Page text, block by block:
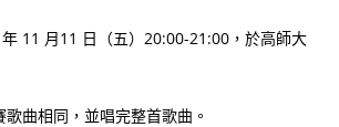
11 ⽉11 ⽇（五）20:00-21:00，於⾼師⼤
曲相同，並唱完整⾸歌曲。